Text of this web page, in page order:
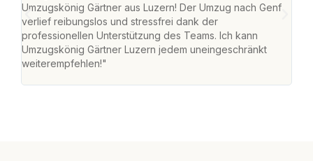
Umzugskönig Gärtner aus Luzern! Der Umzug nach Genf
verlief reibungslos und stressfrei dank der
professionellen Unterstützung des Teams. Ich kann
Umzugskönig Gärtner Luzern jedem uneingeschränkt
weiterempfehlen!"